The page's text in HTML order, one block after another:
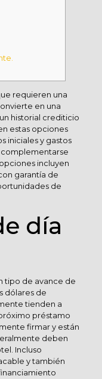
requieren una
en una
historial crediticio
estas opciones
iniciales y gastos
incluyen
garantía de
de
día
tipo de avance de
dólares de
tienden a
préstamo
firmar y están
deben
Incluso
y también